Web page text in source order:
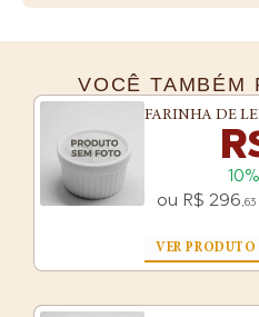
VOCÊ TAMBÉM
FARINHA DE
ou R$ 296 ,63
VER PRODUTO